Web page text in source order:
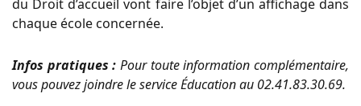
du Droit d’accueil vont faire l’objet d’un affichage dans
chaque école concernée.
Infos pratiques : Pour toute information complémentaire,
vouspouvezjoindreleserviceÉducationau 02.41.83.30.69.